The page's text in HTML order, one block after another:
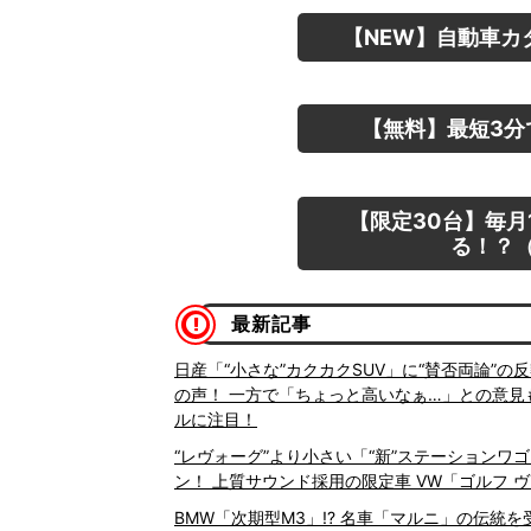
【NEW】自動車
【無料】最短3
【限定30台】毎
る！？
最新記事
日産「“小さな”カクカクSUV」に“賛否両論”の
の声！ 一方で「ちょっと高いなぁ…」との意
ルに注目！
“レヴォーグ”より小さい「“新”ステーションワ
ン！ 上質サウンド採用の限定車 VW「ゴルフ
BMW「次期型M3」!? 名車「マルニ」の伝統